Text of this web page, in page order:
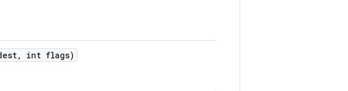
, int flags)